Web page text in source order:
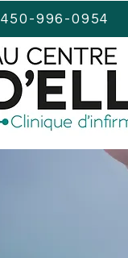
450-996-0954